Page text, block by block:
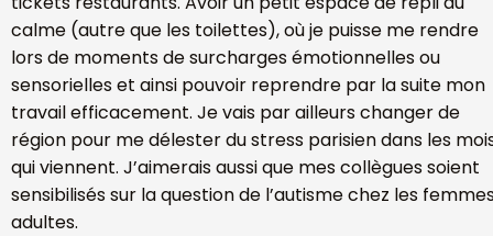
calme (autre que les toilettes), où je puisse me rendre
lors de moments de surcharges émotionnelles ou
sensorielles et ainsi pouvoir reprendre par la suite mon
travail efficacement. Je vais par ailleurs changer de
région pour me délester du stress parisien dans les
qui viennent. J’aimerais aussi que mes collègues soient
sensibilisés sur la question de l’autisme chez les
adultes.